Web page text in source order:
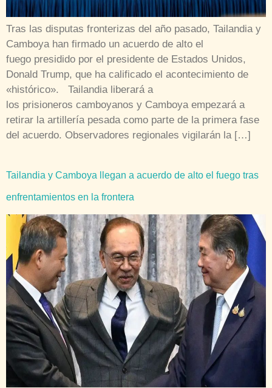
Tras las disputas fronterizas del año pasado, Tailandia y
Camboya han firmado un acuerdo de alto el
fuego presidido por el presidente de Estados Unidos,
Donald Trump, que ha calificado el acontecimiento de
«histórico». Tailandia liberará a
los prisioneros camboyanos y Camboya empezará a
retirar la artillería pesada como parte de la primera fase
del acuerdo. Observadores regionales vigilarán la […]
Tailandia y Camboya llegan a acuerdo de alto el fuego tras
enfrentamientos en la frontera